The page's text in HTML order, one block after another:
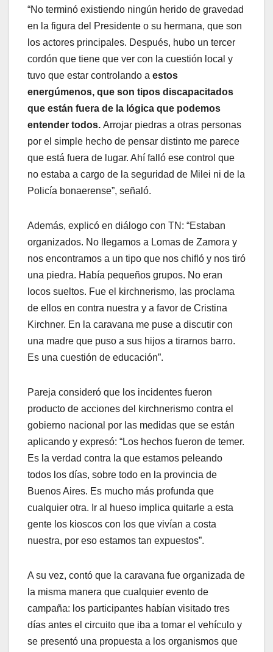
“No terminó existiendo ningún herido de gravedad
en la figura del Presidente o su hermana, que son
los actores principales. Después, hubo un tercer
cordón que tiene que ver con la cuestión local y
tuvo que estar controlando a estos
energúmenos, que son tipos discapacitados
que están fuera de la lógica que podemos
entender todos. Arrojar piedras a otras personas
por el simple hecho de pensar distinto me parece
que está fuera de lugar. Ahí falló ese control que
no estaba a cargo de la seguridad de Milei ni de la
Policía bonaerense”, señaló.
Además, explicó en diálogo con TN: “Estaban
organizados. No llegamos a Lomas de Zamora y
nos encontramos a un tipo que nos chifló y nos tiró
una piedra. Había pequeños grupos. No eran
locos sueltos. Fue el kirchnerismo, las proclama
de ellos en contra nuestra y a favor de Cristina
Kirchner. En la caravana me puse a discutir con
una madre que puso a sus hijos a tirarnos barro.
Es una cuestión de educación”.
Pareja consideró que los incidentes fueron
producto de acciones del kirchnerismo contra el
gobierno nacional por las medidas que se están
aplicando y expresó: “Los hechos fueron de temer.
Es la verdad contra la que estamos peleando
todos los días, sobre todo en la provincia de
Buenos Aires. Es mucho más profunda que
cualquier otra. Ir al hueso implica quitarle a esta
gente los kioscos con los que vivían a costa
nuestra, por eso estamos tan expuestos”.
A su vez, contó que la caravana fue organizada de
la misma manera que cualquier evento de
campaña: los participantes habían visitado tres
días antes el circuito que iba a tomar el vehículo y
se presentó una propuesta a los organismos que